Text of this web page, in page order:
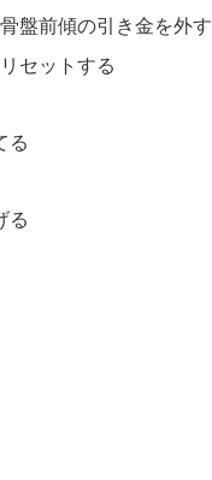
盤前傾の引き金を外す
セットする
る
る